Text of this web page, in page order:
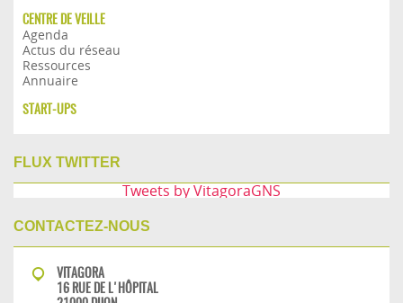
CENTRE DE VEILLE
Agenda
Actus du réseau
Ressources
Annuaire
START-UPS
FLUX TWITTER
Tweets by VitagoraGNS
CONTACTEZ-NOUS
VITAGORA
16 RUE DE L'HÔPITAL